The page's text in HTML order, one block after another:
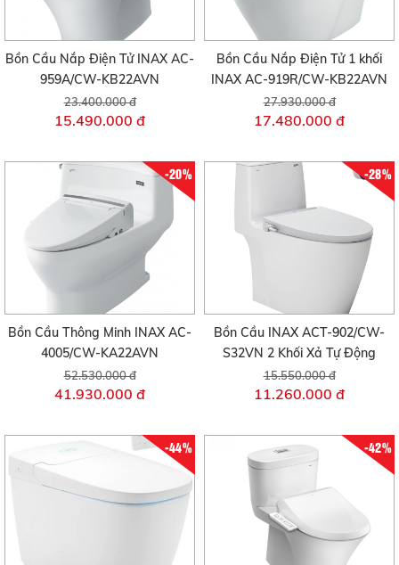
Bồn Cầu Nắp Điện Tử INAX AC-
959A/CW-KB22AVN
23.400.000 đ
15.490.000 đ
Bồn Cầu Nắp Điện Tử 1 khối
INAX AC-919R/CW-KB22AVN
27.930.000 đ
17.480.000 đ
-20%
Bồn Cầu Thông Minh INAX AC-
4005/CW-KA22AVN
52.530.000 đ
41.930.000 đ
-28%
Bồn Cầu INAX ACT-902/CW-
S32VN 2 Khối Xả Tự Động
15.550.000 đ
11.260.000 đ
-44% -42%